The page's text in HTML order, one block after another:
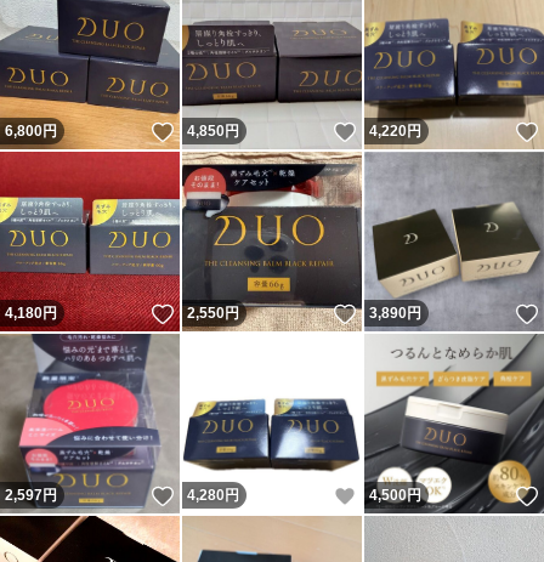
6,800円 いいね！
4,850円 いいね！
4,220円
4,180円 いいね！
2,550円 いいね！
3,890円
2,597円 いいね！
4,280 円 いいね！
4,500円